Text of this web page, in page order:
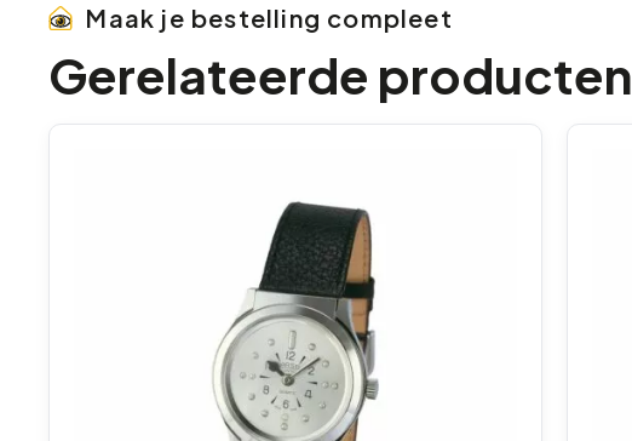
Maak je bestelling compleet
Gerelateerde producten